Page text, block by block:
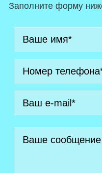
Заполните форму